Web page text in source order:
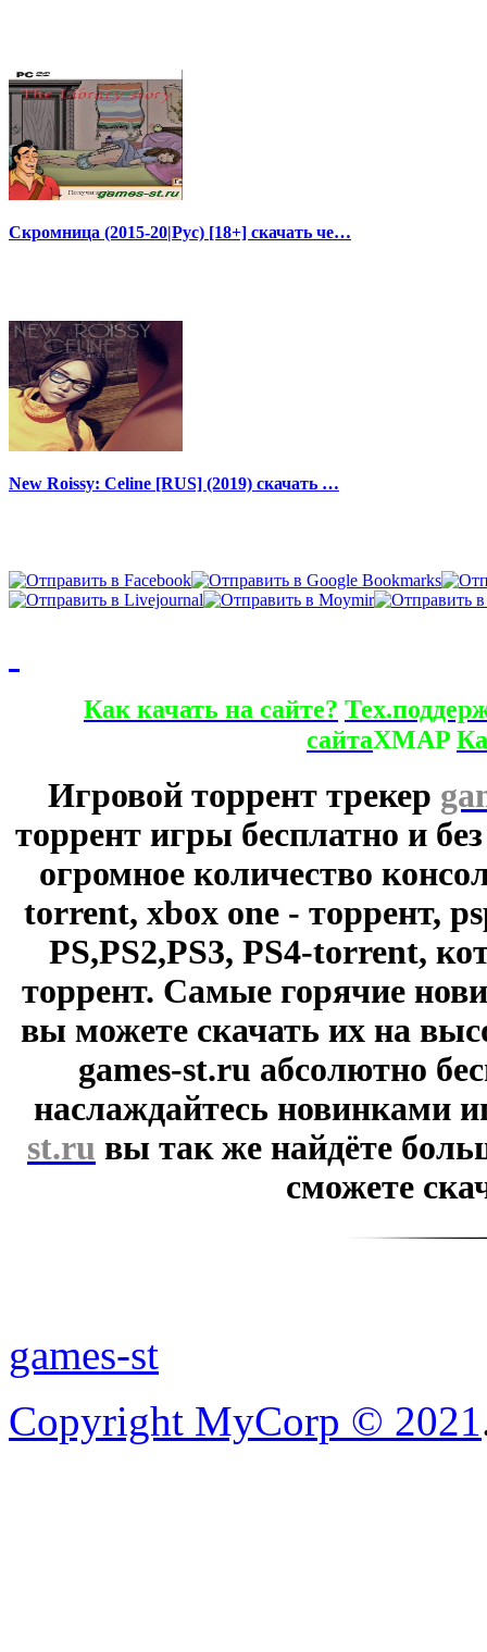
Скромница (2015-20|Рус) [18+] скачать че…
New Roissy: Celine [RUS] (2019) скачать …
Как качать на сайте?
сайтаXMAP
Игровой торрент трекер
торрент игры бесплатно и
огромное количество
torrent, xbox one - торрент,
PS,PS2,PS3, PS4-torrent,
торрент. Самые горячие
вы можете скачать их на
games-st.ru абсолютно
наслаждайтесь новинками
st.ru вы так же найдёте
сможете
games-st
Copyright MyCorp © 2021